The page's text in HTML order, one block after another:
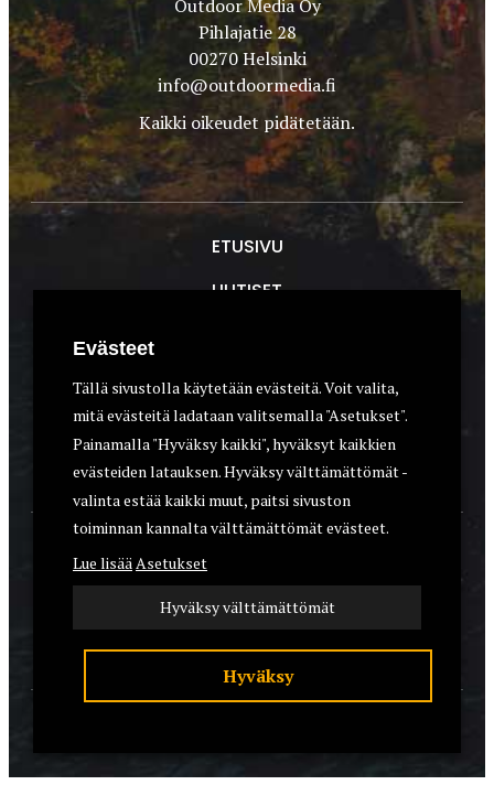
Outdoor Media Oy
Pihlajatie 28
00270 Helsinki
info@outdoormedia.fi
Kaikki oikeudet pidätetään.
ETUSIVU
UUTISET
ASEET & OPTIIKKA
VARUSTEET
KOIRAT
YHTEYSTIEDOT
REKISTERISELOSTE
EVÄSTEET
Evästeet
Tällä sivustolla käytetään evästeitä. Voit valita,
mitä evästeitä ladataan valitsemalla "Asetukset".
Painamalla "Hyväksy kaikki", hyväksyt kaikkien
evästeiden latauksen. Hyväksy välttämättömät -
valinta estää kaikki muut, paitsi sivuston
toiminnan kannalta välttämättömät evästeet.
Lue lisääAsetukset
Hyväksy välttämättömät
Hyväksy